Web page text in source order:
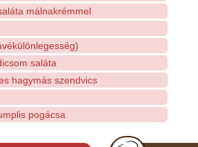
málnakrémmel
saláta
hagymás szendvics
pogácsa